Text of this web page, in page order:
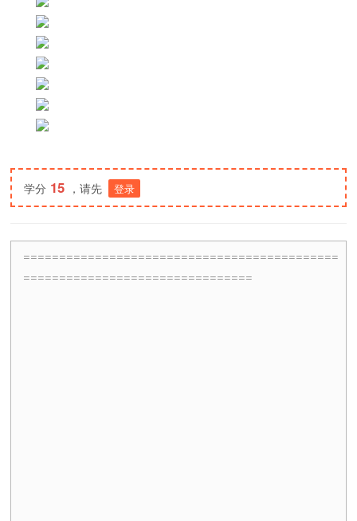
学分 15 ，请先 登录
============================================
================================